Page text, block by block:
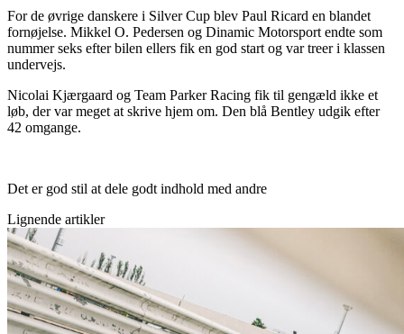
For de øvrige danskere i Silver Cup blev Paul Ricard en blandet
fornøjelse. Mikkel O. Pedersen og Dinamic Motorsport endte som
nummer seks efter bilen ellers fik en god start og var treer i klassen
undervejs.
Nicolai Kjærgaard og Team Parker Racing fik til gengæld ikke et
løb, der var meget at skrive hjem om. Den blå Bentley udgik efter
42 omgange.
Det er god stil at dele godt indhold med andre
Lignende artikler